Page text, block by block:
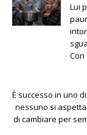
Lui
È successo in uno
nessuno si
di cambiare per